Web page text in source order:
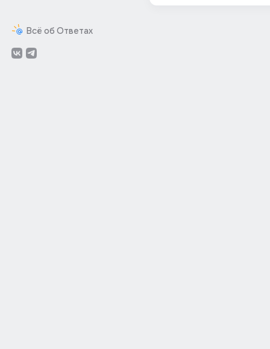
Всё об Ответах